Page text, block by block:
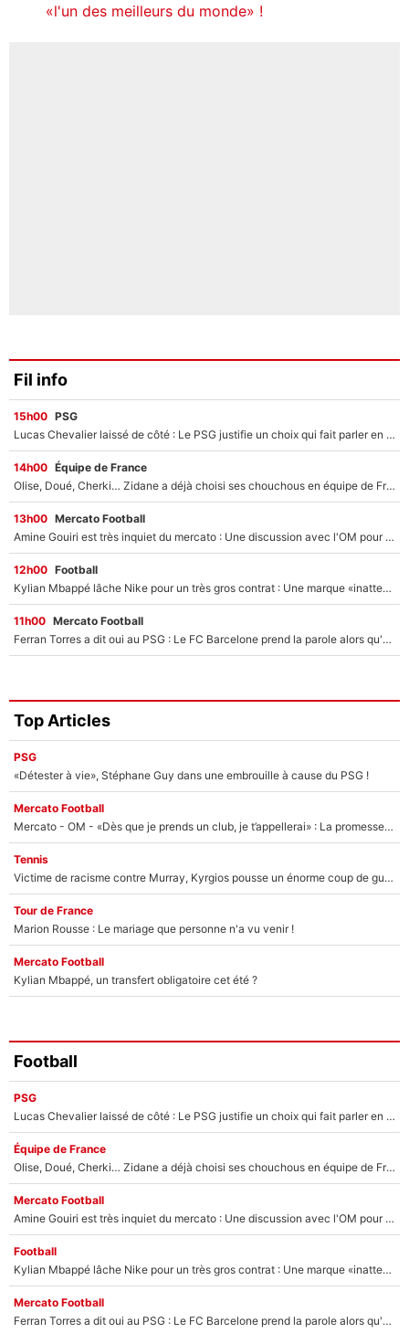
«l'un des meilleurs du monde» !
Fil info
15h00 PSG
Lucas Chevalier laissé de côté : Le PSG justifie un choix qui fait parler en plein mercato
14h00 Équipe de France
Olise, Doué, Cherki… Zidane a déjà choisi ses chouchous en équipe de France ? L’IA annonce des surprises sans Kylian Mbappé !
13h00 Mercato Football
Amine Gouiri est très inquiet du mercato : Une discussion avec l'OM pour acter son transfert !
12h00 Football
Kylian Mbappé lâche Nike pour un très gros contrat : Une marque «inattendue» va frapper très fort
11h00 Mercato Football
Ferran Torres a dit oui au PSG : Le FC Barcelone prend la parole alors qu'un transfert de l'attaquant espagnol prend forme
Top Articles
PSG
«Détester à vie», Stéphane Guy dans une embrouille à cause du PSG !
Mercato Football
Mercato - OM - «Dès que je prends un club, je t’appellerai» : La promesse de Marcelino au moment de claquer la porte
Tennis
Victime de racisme contre Murray, Kyrgios pousse un énorme coup de gueule !
Tour de France
Marion Rousse : Le mariage que personne n'a vu venir !
Mercato Football
Kylian Mbappé, un transfert obligatoire cet été ?
Football
PSG
Lucas Chevalier laissé de côté : Le PSG justifie un choix qui fait parler en plein mercato
Équipe de France
Olise, Doué, Cherki… Zidane a déjà choisi ses chouchous en équipe de France ? L’IA annonce des surprises sans Kylian Mbappé !
Mercato Football
Amine Gouiri est très inquiet du mercato : Une discussion avec l'OM pour acter son transfert !
Football
Kylian Mbappé lâche Nike pour un très gros contrat : Une marque «inattendue» va frapper très fort
Mercato Football
Ferran Torres a dit oui au PSG : Le FC Barcelone prend la parole alors qu'un transfert de l'attaquant espagnol prend forme